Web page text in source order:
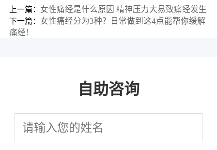
上一篇： 女性痛经是什么原因 精神压力大易致痛经发生
下一篇： 女性痛经分为3种？日常做到这4点能帮你缓解
痛经！
自助咨询